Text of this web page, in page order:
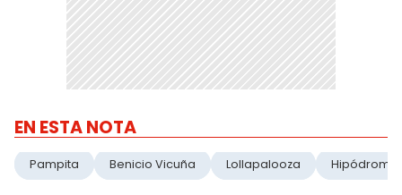
EN ESTA NOTA
Pampita Benicio Vicuña Lollapalooza Hipódromo